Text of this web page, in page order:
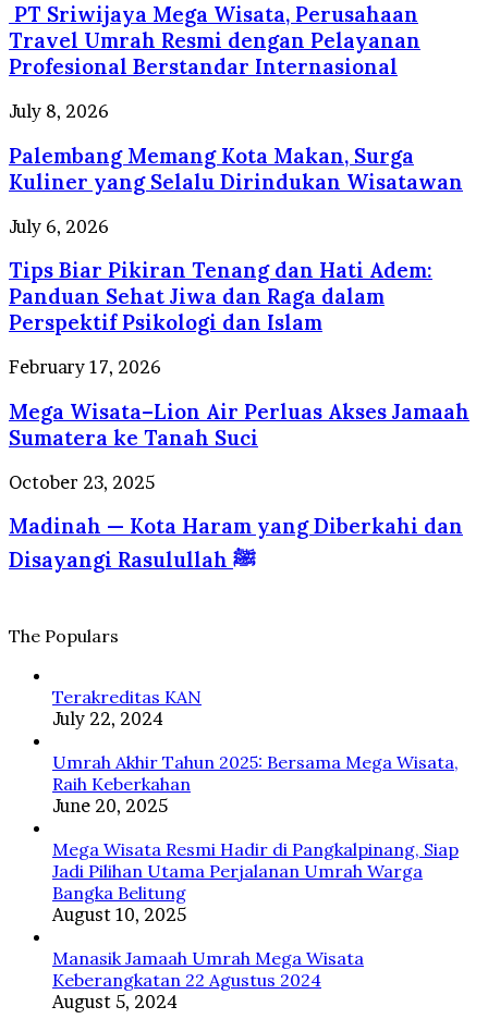
Mega
Wisata,
Perusahaan
Travel
Umrah
Resmi
dengan
Pelayanan
Profesional
Internasional
PT Sriwijaya Mega Wisata, Perusahaan
Travel Umrah Resmi dengan Pelayanan
Profesional Berstandar Internasional
Palembang
Kota
Makan,
Surga
Kuliner
yang
Selalu
Dirindukan
Wisatawan
July 8, 2026
Palembang Memang Kota Makan, Surga
Kuliner yang Selalu Dirindukan Wisatawan
Tips
Pikiran
Tenang
dan
Hati
Adem:
Panduan
Sehat
Jiwa
dan
dalam
Psikologi
dan
Islam
July 6, 2026
Tips Biar Pikiran Tenang dan Hati Adem:
Panduan Sehat Jiwa dan Raga dalam
Perspektif Psikologi dan Islam
Mega
Lion
Air
Perluas
Akses
Sumatera
ke
Tanah
February 17, 2026
Mega Wisata–Lion Air Perluas Akses Jamaah
Sumatera ke Tanah Suci
Madinah
Kota
Haram
yang
Disayangi
October 23, 2025
Madinah — Kota Haram yang Diberkahi dan
Disayangi Rasulullah ﷺ
The Populars
Terakreditas KAN
July 22, 2024
Umrah Akhir Tahun 2025: Bersama Mega Wisata,
Raih Keberkahan
June 20, 2025
Mega Wisata Resmi Hadir di Pangkalpinang, Siap
Jadi Pilihan Utama Perjalanan Umrah Warga
Bangka Belitung
August 10, 2025
Manasik Jamaah Umrah Mega Wisata
Keberangkatan 22 Agustus 2024
August 5, 2024